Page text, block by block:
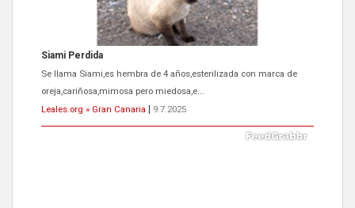
Siami Perdida
Se llama Siami,es hembra de 4 años,esterilizada con marca de
oreja,cariñosa,mimosa pero miedosa,e...
Leales.org » Gran Canaria
9.7.2025